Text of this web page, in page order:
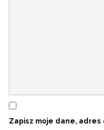
Zapisz moje dane,